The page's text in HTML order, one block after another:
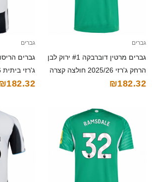
גברים
גברים מרטין דוברבקה #1 ירוק לבן
הרחק ג'רזי 2025/26 חולצה קצרה
₪182.32
גברים
ג'רזי ביתית 2025/26 חולצה קצרה